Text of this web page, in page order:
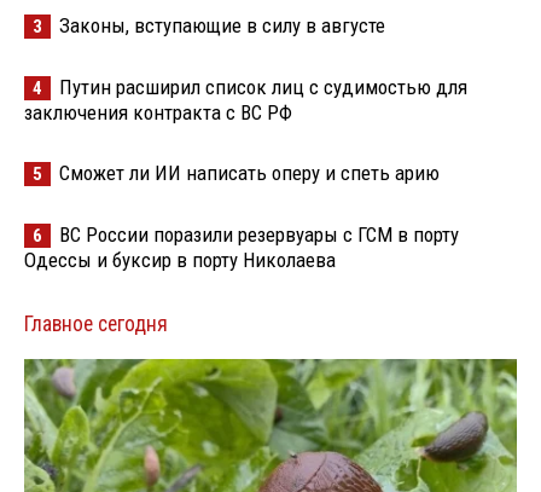
3 Законы, вступающие в силу в августе
4
Путин расширил список лиц с судимостью для
заключения контракта с ВС РФ
5 Сможет ли ИИ написать оперу и спеть арию
6
ВС России поразили резервуары с ГСМ в порту
Одессы и буксир в порту Николаева
Главное сегодня